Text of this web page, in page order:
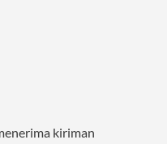
kiriman